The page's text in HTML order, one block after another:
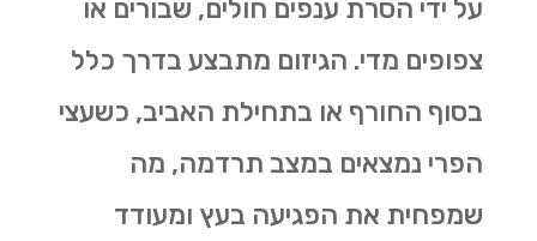
על ידי הסרת ענפים חולים, שבורים או
צפופים מדי. הגיזום מתבצע בדרך כלל
בסוף החורף או בתחילת האביב, כשעצי
הפרי נמצאים במצב תרדמה, מה
שמפחית את הפגיעה בעץ ומעודד